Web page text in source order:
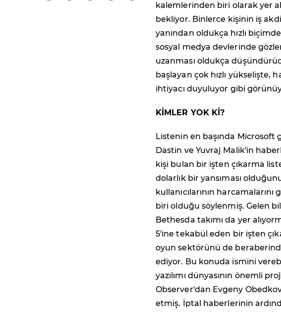
kalemlerinden biri olarak yer
bekliyor. Binlerce kişinin iş
yanından oldukça hızlı
sosyal medya devlerinde
uzanması oldukça
başlayan çok hızlı yükselişte,
ihtiyacı duyuluyor gibi
KİMLER YOK Kİ?
Listenin en başında Microsoft
Dastin ve Yuvraj Malik'in
kişi bulan bir işten çıkarma
dolarlık bir yansıması
kullanıcılarının
biri olduğu söylenmiş. Gelen
Bethesda takımı da yer
5'ine tekabül eden bir işten
oyun sektörünü de
ediyor. Bu konuda ismini
yazılımı dünyasının önemli
Observer'dan Evgeny
etmiş. İptal haberlerinin